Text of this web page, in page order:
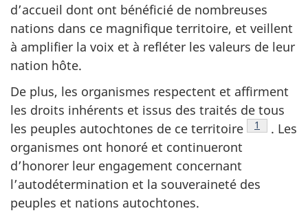
d’accueil dont ont bénéficié de nombreuses
nations dans ce magnifique territoire, et veillent
à amplifier la voix et à refléter les valeurs de leur
nation hôte.
De plus, les organismes respectent et affirment
les droits inhérents et issus des traités de tous
les peuples autochtones de ce territoire
Note de
1
. Les
organismes ont honoré et continueront
d’honorer leur engagement concernant
l’autodétermination et la souveraineté des
peuples et nations autochtones.